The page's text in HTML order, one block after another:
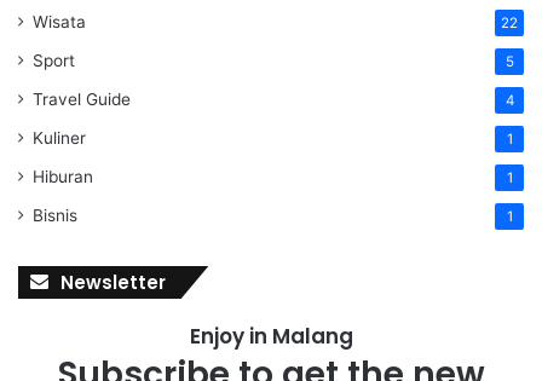
Wisata 22
Sport 5
Travel Guide 4
Kuliner 1
Hiburan 1
Bisnis 1
Newsletter
Enjoy in Malang